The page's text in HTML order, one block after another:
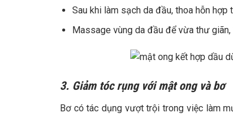
Sau khi làm sạch da đầu, thoa hỗn
Massage vùng da đầu để vừa thư
3. Giảm tóc rụng với mật ong và bơ
Bơ có tác dụng vượt trội trong việc làm